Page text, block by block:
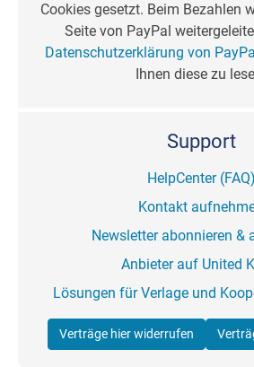
Cookies gesetzt. Beim Bezahlen
Seite von PayPal
Datenschutzerklärung von PayPal
Ihnen diese zu
Support
HelpCenter (FAQ)
Kontakt
Newsletter abonnieren &
Anbieter auf United
Lösungen für Verlage und
Verträge hier widerrufen